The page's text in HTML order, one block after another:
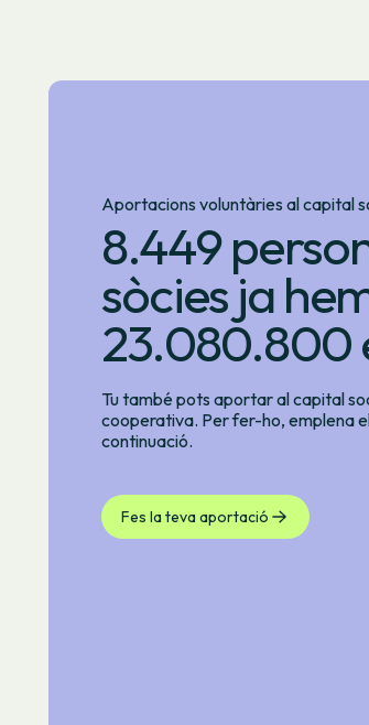
Aportacions voluntàries al capital
8.449
sòcies ja
23.080.800
Tu també pots aportar al capital
cooperativa. Per fer-ho, emplena
continuació.
Fes la teva aportació